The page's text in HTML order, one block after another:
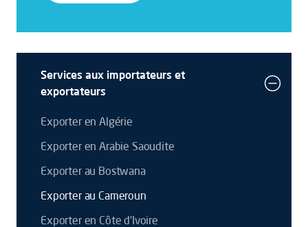
Services aux importateurs et
exportateurs
Exporter en Algérie
Exporter en Arabie Saoudite
Exporter au Bostwana
Exporter au Cameroun
Exporter en Côte d'Ivoire